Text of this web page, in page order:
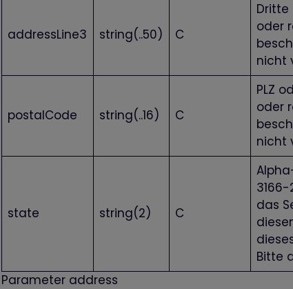
addressLine3 string(..50) C
Dritte
oder
nicht
postalCode string(..16) C
PLZ
oder
nicht
state string(2) C
das
Bitte
Parameter address